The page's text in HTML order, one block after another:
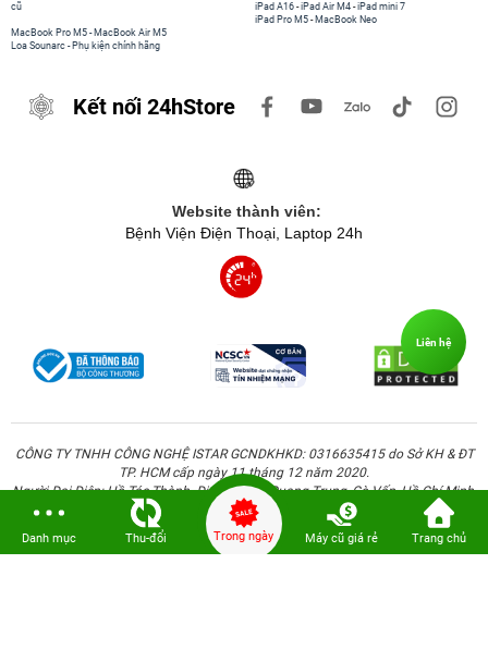
cũ
iPad A16 -iPad Air M4 -iPad mini 7
iPad Pro M5 - MacBook Neo
MacBook Pro M5 - MacBook Air M5
Loa Sounarc - Phụ kiện chính hãng
Kết nối 24hStore
Website thành viên:
Bệnh Viện Điện Thoại, Laptop 24h
CÔNG TY TNHH CÔNG NGHỆ ISTAR GCNDKHKD: 0316635415 do Sở KH & ĐT
TP. HCM cấp ngày 11 tháng 12 năm 2020.
Người Đại Diện: Hồ Tác Thành. Địa chỉ: 389 Quang Trung, Gò Vấp, Hồ Chí Minh.
Danh mục Thu-đổi Trong ngày Máy cũ giá rẻ Trang chủ
Liên hệ